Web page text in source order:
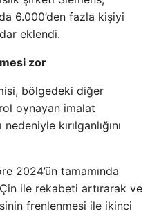
6.000’den fazla kişiyi
eklendi.
zor
bölgedeki diğer
oynayan imalat
kırılganlığını
2024’ün tamamında
ile rekabeti artırarak ve
frenlenmesi ile ikinci